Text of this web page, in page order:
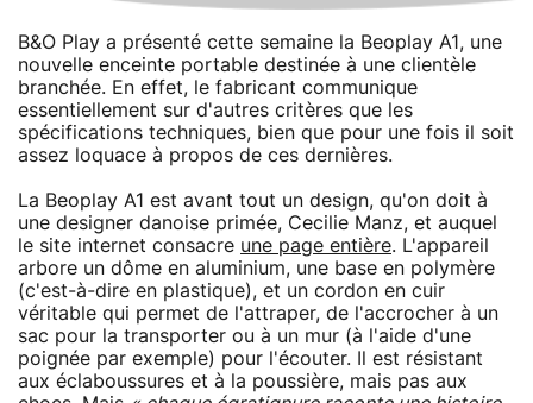
B&O Play a présenté cette semaine la Beoplay A1, une
nouvelle enceinte portable destinée à une clientèle
branchée. En effet, le fabricant communique
essentiellement sur d'autres critères que les
spécifications techniques, bien que pour une fois il soit
assez loquace à propos de ces dernières.
La Beoplay A1 est avant tout un design, qu'on doit à
une designer danoise primée, Cecilie Manz, et auquel
le site internet consacre une page entière. L'appareil
arbore un dôme en aluminium, une base en polymère
(c'est-à-dire en plastique), et un cordon en cuir
véritable qui permet de l'attraper, de l'accrocher à un
sac pour la transporter ou à un mur (à l'aide d'une
poignée par exemple) pour l'écouter. Il est résistant
aux éclaboussures et à la poussière, mais pas aux